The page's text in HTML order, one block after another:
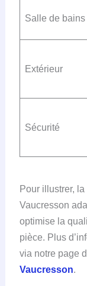
Salle de bains
Extérieur
Sécurité
Pour illustrer,
Vaucresson
optimise la
pièce. Plus
via notre page
Vaucresson.